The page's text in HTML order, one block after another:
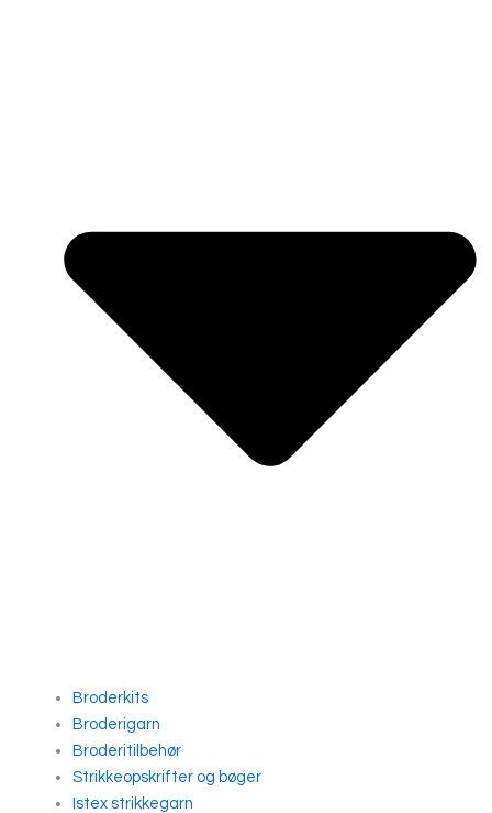
Broderkits
Broderigarn
Broderitilbehør
Strikkeopskrifter og bøger
Istex strikkegarn